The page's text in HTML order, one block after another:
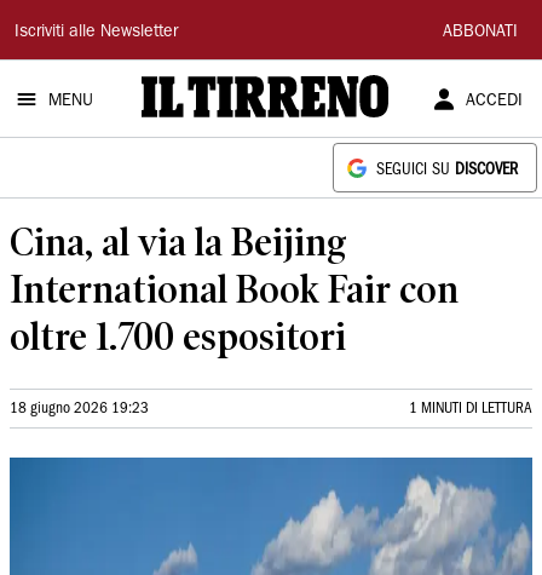
Il
Tirreno
Iscriviti alle Newsletter ABBONATI
MENU ACCEDI
SEGUICI SU DISCOVER
Cina, al via la Beijing
International Book Fair con
oltre 1.700 espositori
18 giugno 2026 19:23 1 MINUTI DI LETTURA